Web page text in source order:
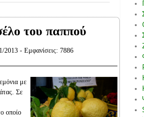
του παππού
2013 - Εμφανίσεις: 7886
με
Σε
οποίο